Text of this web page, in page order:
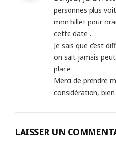
personnes plus
mon billet pour
cette date .
Je sais que c’est
on sait jamais
place.
Merci de prendre
considération, bien
LAISSER UN